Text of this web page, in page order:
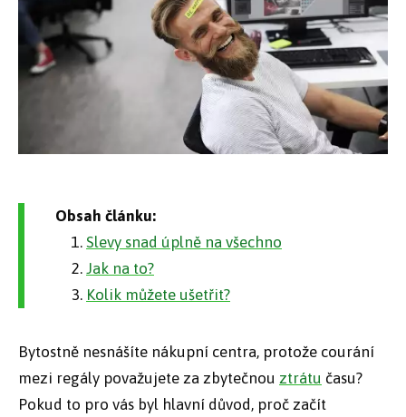
Obsah článku:
Slevy snad úplně na všechno
Jak na to?
Kolik můžete ušetřit?
Bytostně nesnášíte nákupní centra, protože courání
mezi regály považujete za zbytečnou ztrátu času?
Pokud to pro vás byl hlavní důvod, proč začít